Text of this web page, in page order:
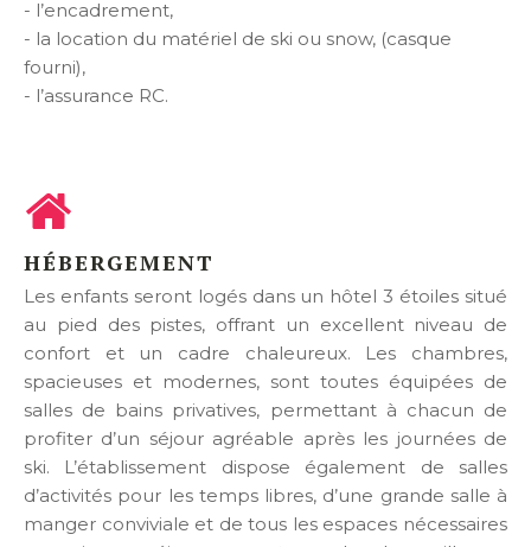
- l’encadrement,
- la location du matériel de ski ou snow, (casque
fourni),
- l’assurance RC.
HÉBERGEMENT
Les enfants seront logés dans un hôtel 3 étoiles situé
au pied des pistes, offrant un excellent niveau de
confort et un cadre chaleureux. Les chambres,
spacieuses et modernes, sont toutes équipées de
salles de bains privatives, permettant à chacun de
profiter d’un séjour agréable après les journées de
ski. L’établissement dispose également de salles
d’activités pour les temps libres, d’une grande salle à
manger conviviale et de tous les espaces nécessaires